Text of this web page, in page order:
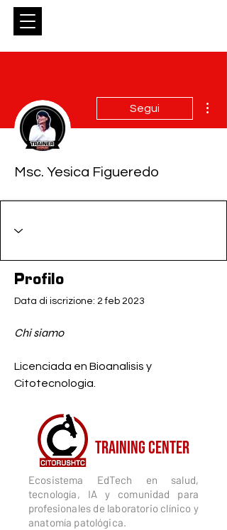
Segui
Msc. Yesica Figueredo
Profilo
Data di iscrizione: 2 feb 2023
Chi siamo
Licenciada en Bioanalisis y
Citotecnologia.
TRAINING CENTER
Ecosistema EdTech en salud,
tecnología, IA y comunidad para
profesionales de laboratorio clínico y
anatomía patológica.